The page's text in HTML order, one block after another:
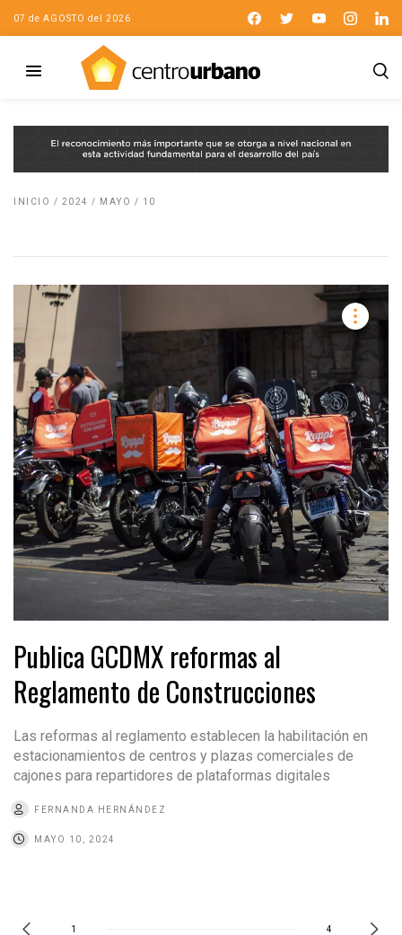
07 de AGOSTO del 2026
INICIO / 2024 / MAYO / 10
Publica GCDMX reformas al
Reglamento de Construcciones
Las reformas al reglamento establecen la habilitación en
estacionamientos de centros y plazas comerciales de
cajones para repartidores de plataformas digitales
FERNANDA HERNÁNDEZ
MAYO 10, 2024
1 4